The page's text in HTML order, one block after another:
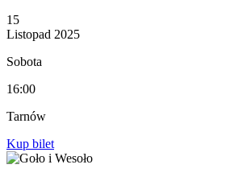
15
Listopad 2025
Sobota
16:00
Tarnów
Kup bilet